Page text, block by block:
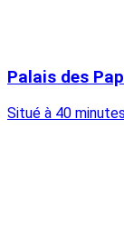
Palais des
Situé à 40